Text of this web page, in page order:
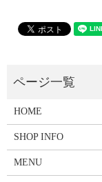
HOME
SHOP INFO
MENU